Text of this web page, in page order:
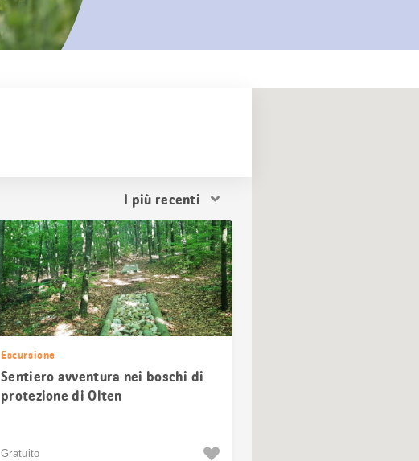
Ordina
risultati
Escursione
Sentiero avventura nei boschi di
protezione di Olten
Gratuito